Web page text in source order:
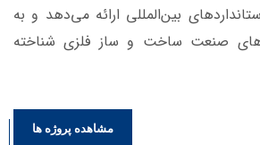
بین‌المللی ارائه می‌دهد و به
صنعت ساخت و ساز فلزی شناخته
مشاهده پروژه ها